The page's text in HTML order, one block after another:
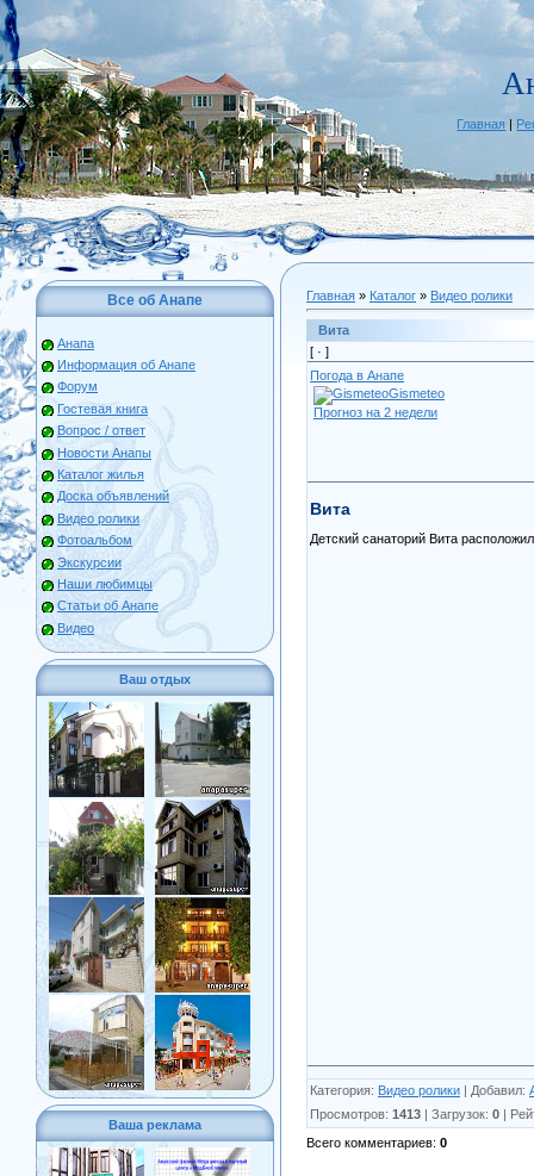
Главная|
Все об Анапе
Анапа
Информация об Анапе
Форум
Гостевая книга
Вопрос / ответ
Новости Анапы
Каталог жилья
Доска объявлений
Видео ролики
Фотоальбом
Экскурсии
Наши любимцы
Статьи об Анапе
Видео
Ваш отдых
Ваша реклама
Главная » Каталог » Видео ролики
Вита
[ · ]
Погода в Анапе
Gismeteo
Прогноз на 2 недели
Вита
Детский санаторий Вита
Категория: Видео ролики | Добавил:
Просмотров: 1413 | Загрузок: 0 |
Всего комментариев: 0